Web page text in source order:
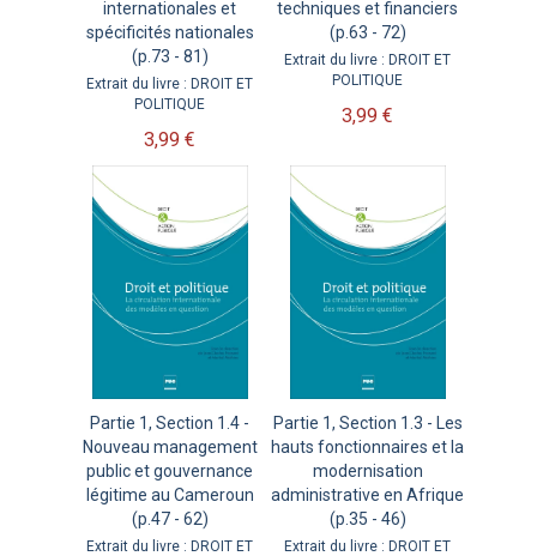
internationales et
spécificités nationales
(p.73 - 81)
Extrait du livre : DROIT ET
POLITIQUE
3,99 €
techniques et financiers
(p.63 - 72)
Extrait du livre : DROIT ET
POLITIQUE
3,99 €
Partie 1, Section 1.4 -
Nouveau management
public et gouvernance
légitime au Cameroun
(p.47 - 62)
Extrait du livre : DROIT ET
Partie 1, Section 1.3 - Les
hauts fonctionnaires et la
modernisation
administrative en Afrique
(p.35 - 46)
Extrait du livre : DROIT ET